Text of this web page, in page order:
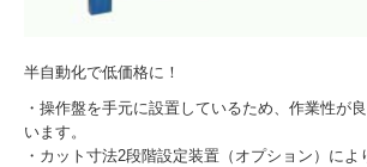
半自動化で低価格に！
・操作盤を手元に設置しているため、作業性が
います。
・カット寸法2段階設定装置（オプション）に